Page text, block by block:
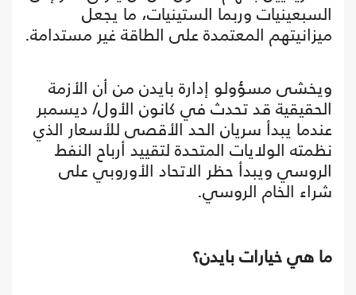
السبعينيات وربما الستينيات، ما يجعل
ميزانيتهم المعتمدة على الطاقة غير مستدامة.
ويخشى مسؤولو إدارة بايدن من أن الأزمة
الحقيقية قد تحدث في كانون الأول/ ديسمبر
عندما يبدأ سريان الحد الأقصى للأسعار الذي
نظمته الولايات المتحدة لتقييد أرباح النفط
الروسي ويبدأ حظر الاتحاد الأوروبي على
شراء الخام الروسي.
ما هي خيارات بايدن؟